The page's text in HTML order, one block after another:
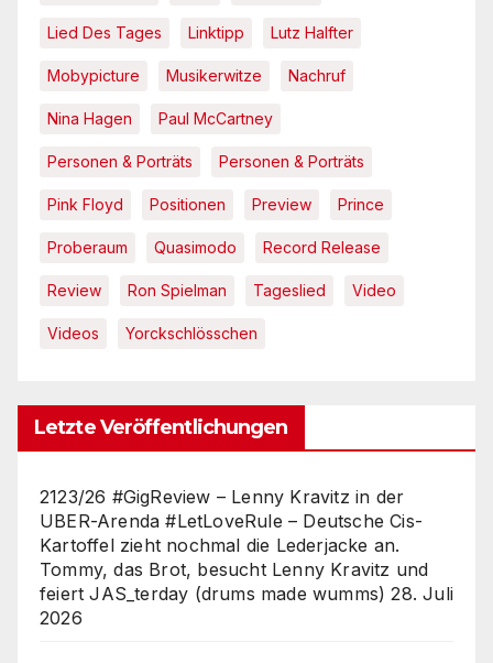
Lied Des Tages Linktipp Lutz Halfter
Mobypicture Musikerwitze Nachruf
Nina Hagen Paul McCartney
Personen & Porträts Personen & Porträts
Pink Floyd Positionen Preview Prince
Proberaum Quasimodo Record Release
Review Ron Spielman Tageslied Video
Videos Yorckschlösschen
Letzte Veröffentlichungen
2123/26 #GigReview – Lenny Kravitz in der
UBER-Arenda #LetLoveRule – Deutsche Cis-
Kartoffel zieht nochmal die Lederjacke an.
Tommy, das Brot, besucht Lenny Kravitz und
feiert JAS_terday (drums made wumms) 28. Juli
2026